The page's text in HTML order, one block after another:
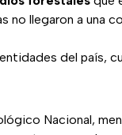
no llegaron a una
del país,
Nacional,